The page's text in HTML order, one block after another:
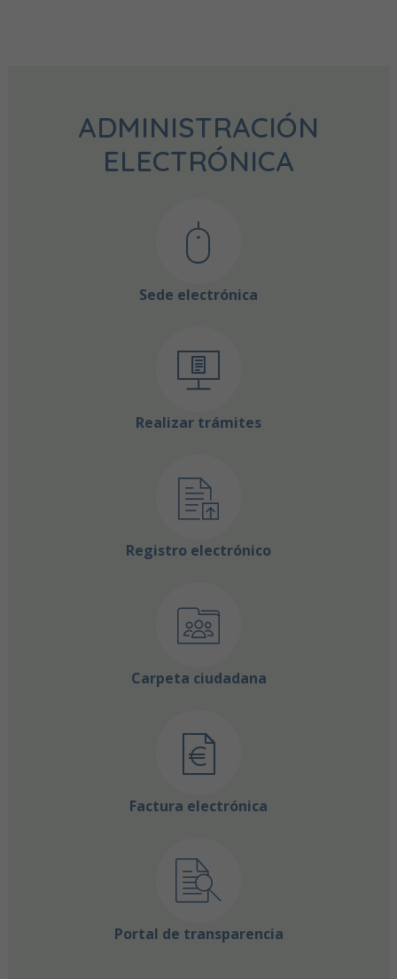
ADMINISTRACIÓN
ELECTRÓNICA
Sede electrónica
Realizar trámites
Registro electrónico
Carpeta ciudadana
Factura electrónica
Portal de transparencia